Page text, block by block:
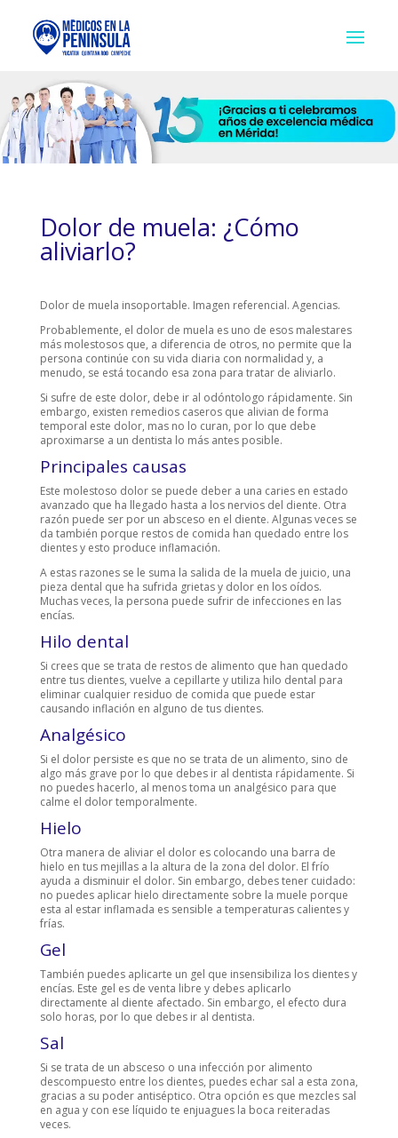
Dolor de muela: ¿Cómo
aliviarlo?
Dolor de muela insoportable. Imagen referencial. Agencias.
Probablemente, el dolor de muela es uno de esos malestares
más molestosos que, a diferencia de otros, no permite que la
persona continúe con su vida diaria con normalidad y, a
menudo, se está tocando esa zona para tratar de aliviarlo.
Si sufre de este dolor, debe ir al odóntologo rápidamente. Sin
embargo, existen remedios caseros que alivian de forma
temporal este dolor, mas no lo curan, por lo que debe
aproximarse a un dentista lo más antes posible.
Principales causas
Este molestoso dolor se puede deber a una caries en estado
avanzado que ha llegado hasta a los nervios del diente. Otra
razón puede ser por un absceso en el diente. Algunas veces se
da también porque restos de comida han quedado entre los
dientes y esto produce inflamación.
A estas razones se le suma la salida de la muela de juicio, una
pieza dental que ha sufrida grietas y dolor en los oídos.
Muchas veces, la persona puede sufrir de infecciones en las
encías.
Hilo dental
Si crees que se trata de restos de alimento que han quedado
entre tus dientes, vuelve a cepillarte y utiliza hilo dental para
eliminar cualquier residuo de comida que puede estar
causando inflación en alguno de tus dientes.
Analgésico
Si el dolor persiste es que no se trata de un alimento, sino de
algo más grave por lo que debes ir al dentista rápidamente. Si
no puedes hacerlo, al menos toma un analgésico para que
calme el dolor temporalmente.
Hielo
Otra manera de aliviar el dolor es colocando una barra de
hielo en tus mejillas a la altura de la zona del dolor. El frío
ayuda a disminuir el dolor. Sin embargo, debes tener cuidado:
no puedes aplicar hielo directamente sobre la muele porque
esta al estar inflamada es sensible a temperaturas calientes y
frías.
Gel
También puedes aplicarte un gel que insensibiliza los dientes y
encías. Este gel es de venta libre y debes aplicarlo
directamente al diente afectado. Sin embargo, el efecto dura
solo horas, por lo que debes ir al dentista.
Sal
Si se trata de un absceso o una infección por alimento
descompuesto entre los dientes, puedes echar sal a esta zona,
gracias a su poder antiséptico. Otra opción es que mezcles sal
en agua y con ese líquido te enjuagues la boca reiteradas
veces.